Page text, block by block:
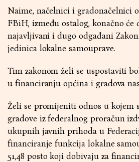
Naime, načelnici i gradonačelnici
FBiH, između ostalog, konačno
najavljivani i dugo odgađani
jedinica lokalne samouprave.
Tim zakonom želi se uspostaviti
u financiranju općina i gradova
Želi se promijeniti odnos u kojem
gradove iz federalnog proračun
ukupnih javnih prihoda u
financiranje funkcija lokalne
51,48 posto koji dobivaju za